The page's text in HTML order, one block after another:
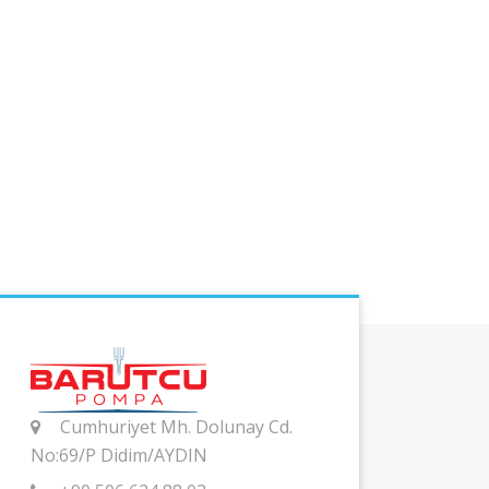
Cumhuriyet Mh. Dolunay Cd.
No:69/P Didim/AYDIN